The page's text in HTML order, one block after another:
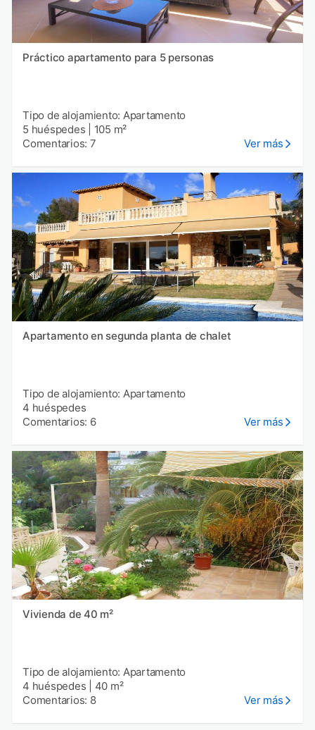
Práctico apartamento para 5 personas
Tipo de alojamiento: Apartamento
5 huéspedes
105 m²
Comentarios: 7
Ver más
Apartamento en segunda planta de chalet
Tipo de alojamiento: Apartamento
4 huéspedes
Comentarios: 6
Ver más
Vivienda de 40 m²
Tipo de alojamiento: Apartamento
4 huéspedes
40 m²
Comentarios: 8
Ver más